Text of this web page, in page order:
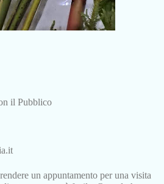
il Pubblico
un appuntamento per una visita